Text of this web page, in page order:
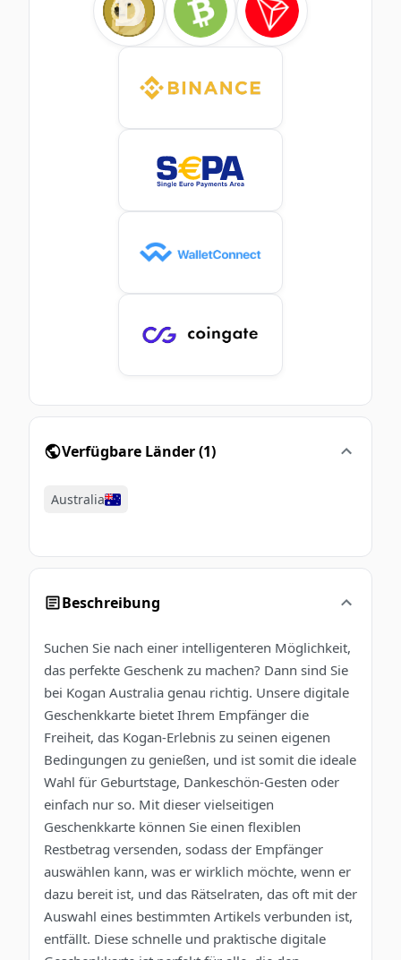
Verfügbare Länder(1)
Australia
Beschreibung
Suchen Sie nach einer intelligenteren Möglichkeit,
das perfekte Geschenk zu machen? Dann sind Sie
bei Kogan Australia genau richtig. Unsere digitale
Geschenkkarte bietet Ihrem Empfänger die
Freiheit, das Kogan-Erlebnis zu seinen eigenen
Bedingungen zu genießen, und ist somit die ideale
Wahl für Geburtstage, Dankeschön-Gesten oder
einfach nur so. Mit dieser vielseitigen
Geschenkkarte können Sie einen flexiblen
Restbetrag versenden, sodass der Empfänger
auswählen kann, was er wirklich möchte, wenn er
dazu bereit ist, und das Rätselraten, das oft mit der
Auswahl eines bestimmten Artikels verbunden ist,
entfällt. Diese schnelle und praktische digitale